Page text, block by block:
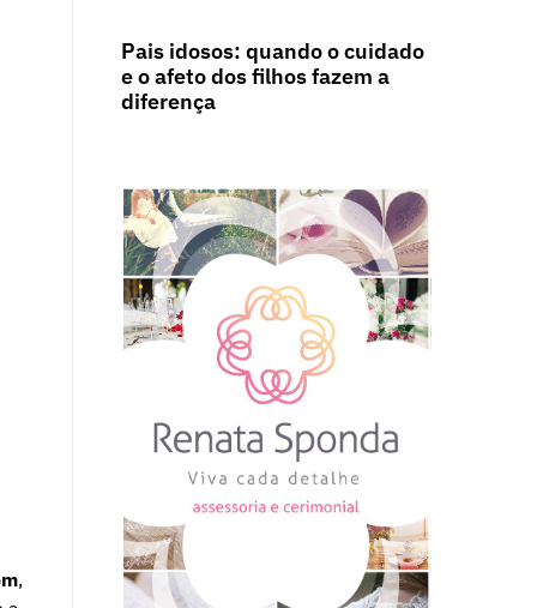
,
Pais idosos: quando o cuidado
e o afeto dos filhos fazem a
diferença